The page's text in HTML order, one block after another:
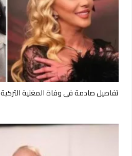
تفاصيل صادمة في وفاة المغنية التركية Güllü.. ابنتها قتلتها عمداً